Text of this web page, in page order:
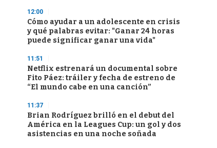
12:00
Cómo ayudar a un adolescente en crisis
y qué palabras evitar: "Ganar 24 horas
puede significar ganar una vida"
11:51
Netflix estrenará un documental sobre
Fito Páez: tráiler y fecha de estreno de
“El mundo cabe en una canción”
11:37
Brian Rodríguez brilló en el debut del
América en la Leagues Cup: un gol y dos
asistencias en una noche soñada